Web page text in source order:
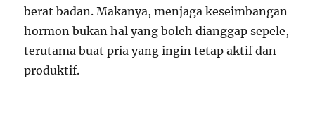
berat badan. Makanya, menjaga keseimbangan
hormon bukan hal yang boleh dianggap sepele,
terutama buat pria yang ingin tetap aktif dan
produktif.